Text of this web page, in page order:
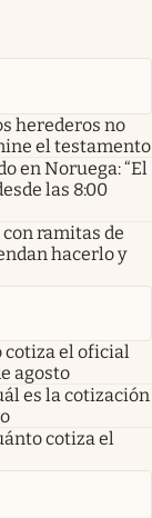
herederos no
el testamento
en Noruega: “El
las 8:00
ramitas de
hacerlo y
cotiza el oficial
agosto
es la cotización
cotiza el